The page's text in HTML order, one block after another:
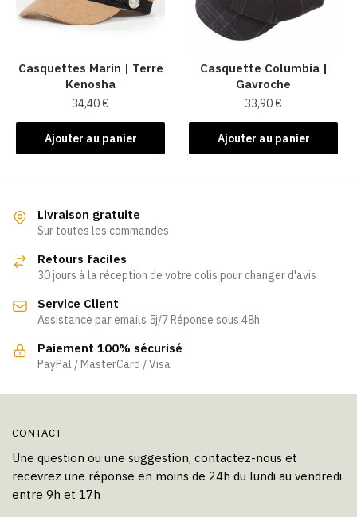
être
choisies
la
page
du
produit
Casquettes Marin | Terre
Kenosha
34,40€
Ajouter au panier
Casquette Columbia |
Gavroche
33,90€
Ajouter au panier
Livraison gratuite
Sur toutes les commandes
Retours faciles
30 jours à la réception de votre colis pour changer d'avis
Service Client
Assistance par emails 5j/7 Réponse sous 48h
Paiement 100% sécurisé
PayPal / MasterCard / Visa
CONTACT
Une question ou une suggestion, contactez-nous et
recevrez une réponse en moins de 24h du lundi au vendredi
entre 9h et 17h